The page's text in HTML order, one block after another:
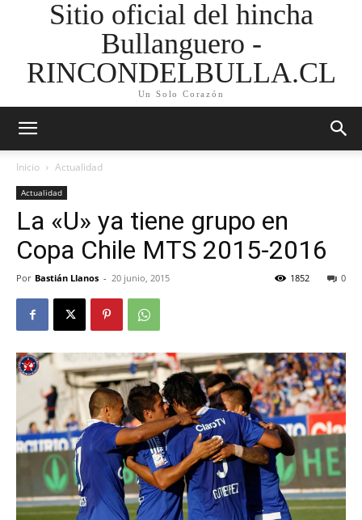
Sitio oficial del hincha
Bullanguero -
RINCONDELBULLA.CL
Un Solo Corazón
Inicio Actualidad
Actualidad
La «U» ya tiene grupo en
Copa Chile MTS 2015-2016
Por Bastián Llanos - 20 junio, 2015 0
1852